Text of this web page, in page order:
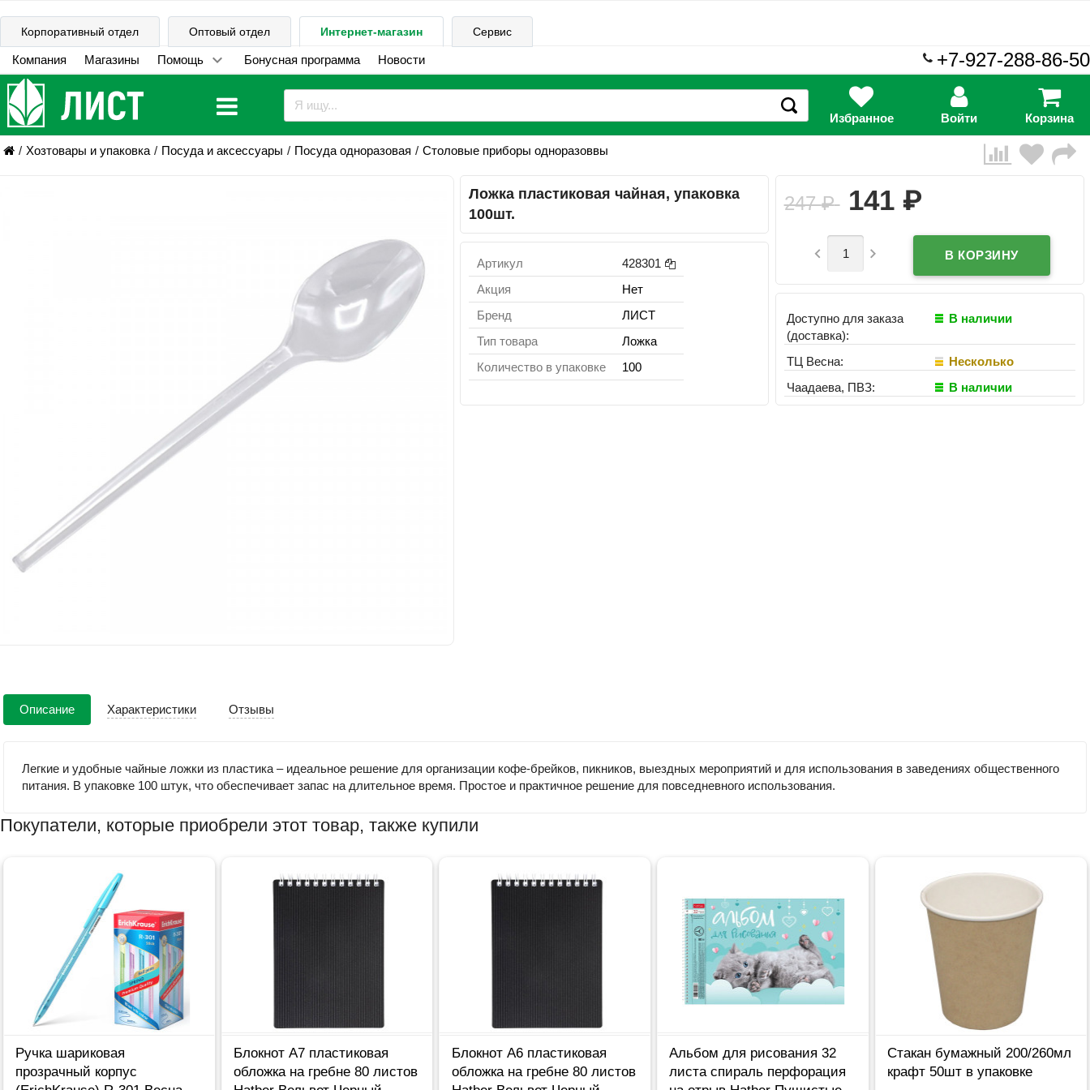
Корпоративный отдел Оптовый отдел Интернет-магазин Сервис
Компания Магазины Помощь Бонусная программа Новости +7-927-288-86-50
Избранное Войти Корзина
Хозтовары и упаковка Посуда и аксессуары Посуда одноразовая Столовые приборы одноразоввы
Ложка пластиковая чайная, упаковка
100шт.
Артикул
428301
Акция
Нет
Бренд
ЛИСТ
Тип товара
Ложка
Количество в упаковке
100
247₽ 141 ₽
 
Доступно для заказа
(доставка):
В наличии
ТЦ Весна:
Несколько
Чаадаева, ПВЗ:
В наличии
Описание Характеристики Отзывы
Легкие и удобные чайные ложки из пластика – идеальное решение для организации кофе-брейков, пикников, выездных мероприятий и для использования в заведениях общественного
питания. В упаковке 100 штук, что обеспечивает запас на длительное время. Простое и практичное решение для повседневного использования.
Покупатели, которые приобрели этот товар, также купили
Ручка шариковая
прозрачный корпус
Блокнот А7 пластиковая
обложка на гребне 80 листов
Блокнот А6 пластиковая
обложка на гребне 80 листов
Альбом для рисования 32
листа спираль перфорация
Стакан бумажный 200/260мл
крафт 50шт в упаковке